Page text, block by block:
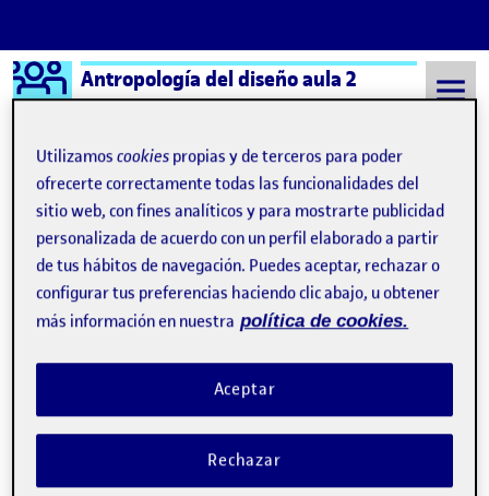
Saltar al contenido
Logo Ágora
Antropología del diseño aula 2
Semestre 20222 - Aula 2 ecología
ecología
Fase 1: Definir la comunidad
Publicado por
Ainoa Marco de la Torre
Fecha de publicación4 abril, 2023 4:02 pm
comentario
Utilizamoscookies propias y de terceros para poder
ofrecerte correctamente todas las funcionalidades del
sitio web, con fines analíticos y para mostrarte publicidad
personalizada de acuerdo con un perfil elaborado a partir
de tus hábitos de navegación. Puedes aceptar, rechazar o
configurar tus preferencias haciendo clic abajo, u obtener
más información en nuestra política de cookies.
Rechazar
Aceptar